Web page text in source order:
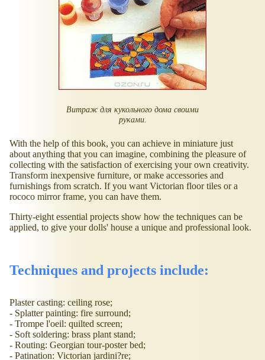
Витраж для кукольного дома своими
руками.
With the help of this book, you can achieve in miniature just
about anything that you can imagine, combining the pleasure of
collecting with the satisfaction of exercising your own creativity.
Transform inexpensive furniture, or make accessories and
furnishings from scratch. If you want Victorian floor tiles or a
rococo mirror frame, you can have them.
Thirty-eight essential projects show how the techniques can be
applied, to give your dolls' house a unique and professional look.
Techniques and projects include:
Plaster casting: ceiling rose;
- Splatter painting: fire surround;
- Trompe l'oeil: quilted screen;
- Soft soldering: brass plant stand;
- Routing: Georgian tour-poster bed;
- Patination: Victorian jardini?re;